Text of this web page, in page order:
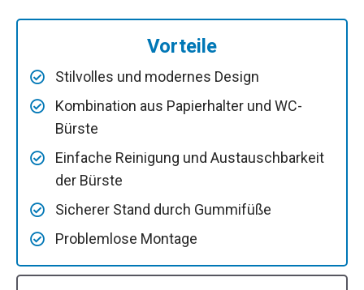
Vorteile
Stilvolles und modernes Design
Kombination aus Papierhalter und WC-
Bürste
Einfache Reinigung und Austauschbarkeit
der Bürste
Sicherer Stand durch Gummifüße
Problemlose Montage